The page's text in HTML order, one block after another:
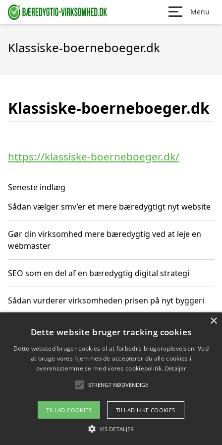
Menu
Klassiske-boerneboeger.dk
Klassiske-boerneboeger.dk
https://klassiske-boerneboeger.dk/
Seneste indlæg
Sådan vælger smv’er et mere bæredygtigt nyt website
Gør din virksomhed mere bæredygtig ved at leje en
webmaster
SEO som en del af en bæredygtig digital strategi
Sådan vurderer virksomheden prisen på nyt byggeri
Sådan får du hjælp til en hjemmeside uden binding
Copyright 2026 - Pilanto Aps
Om / kontakt
Blog Betingelser
×
Dette website bruger tracking cookies
Dette websted bruger cookies til at forbedre brugeroplevelsen. Ved
at bruge vores hjemmeside accepterer du alle cookies i
overensstemmelse med vores cookiepolitik. Detaljer
STRENGT NØDVENDIGE
TILLAD COOKIES TILLAD IKKE COOKIES
VIS DETALJER